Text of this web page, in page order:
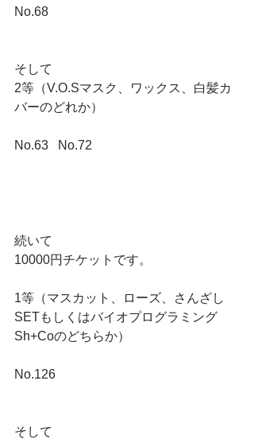
No.68
そして
2等（V.O.Sマスク、ワックス、白髪カ
バーのどれか）
No.63   No.72
続いて
10000円チケットです。
1等（マスカット、ローズ、さんざし
SETもしくはバイオプログラミング
Sh+Coのどちらか）
No.126
そして